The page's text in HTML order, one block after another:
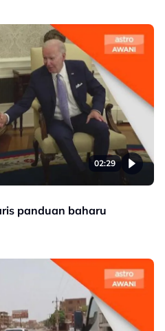
02:29
panduan baharu